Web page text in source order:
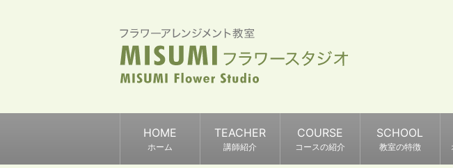
HOME
ホーム
TEACHER
講師紹介
COURSE
コースの紹介
SCHOOL
教室の特徴